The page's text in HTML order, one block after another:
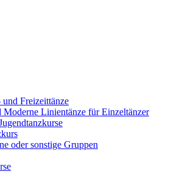
und Freizeittänze
Moderne Linientänze für Einzeltänzer
oder sonstige Gruppen